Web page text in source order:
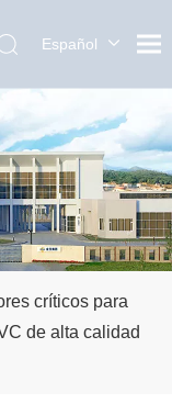
Español
Pусский
críticos para
de alta calidad